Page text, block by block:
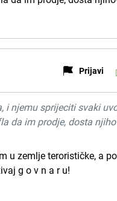
Prijavi
i njemu sprijeciti svaki
da im prodje, dosta
u zemlje terorističke, a
g o v n a r u!